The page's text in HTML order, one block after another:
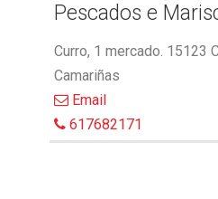
Pescados e
Curro, 1 mercado. 15123
Camariñas
Email
617682171